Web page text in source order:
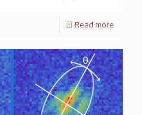
Read more